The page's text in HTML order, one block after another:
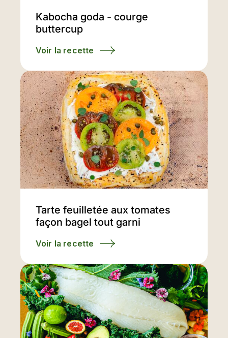
Kabocha goda - courge
buttercup
Voir la recette
Tarte feuilletée aux tomates
façon bagel tout garni
Voir la recette